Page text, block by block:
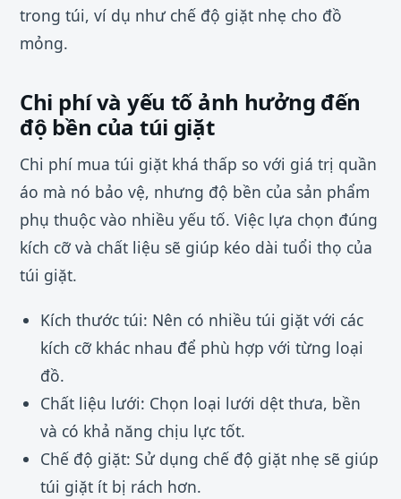
trong túi, ví dụ như chế độ giặt nhẹ cho đồ
mỏng.
Chi phí và yếu tố ảnh hưởng đến
độ bền của túi giặt
Chi phí mua túi giặt khá thấp so với giá trị quần
áo mà nó bảo vệ, nhưng độ bền của sản phẩm
phụ thuộc vào nhiều yếu tố. Việc lựa chọn đúng
kích cỡ và chất liệu sẽ giúp kéo dài tuổi thọ của
túi giặt.
Kích thước túi: Nên có nhiều túi giặt với các
kích cỡ khác nhau để phù hợp với từng loại
đồ.
Chất liệu lưới: Chọn loại lưới dệt thưa, bền
và có khả năng chịu lực tốt.
Chế độ giặt: Sử dụng chế độ giặt nhẹ sẽ giúp
túi giặt ít bị rách hơn.